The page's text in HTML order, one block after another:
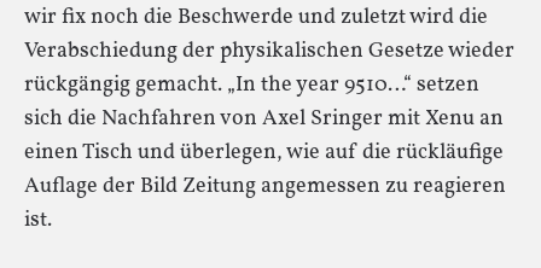
wir fix noch die Beschwerde und zuletzt wird die
Verabschiedung der physikalischen Gesetze wieder
rückgängig gemacht. „In the year 9510…“ setzen
sich die Nachfahren von Axel Sringer mit Xenu an
einen Tisch und überlegen, wie auf die rückläufige
Auflage der Bild Zeitung angemessen zu reagieren
ist.